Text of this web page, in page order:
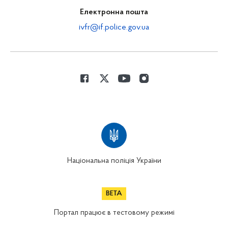
Електронна пошта
ivfr@if.police.gov.ua
Національна поліція України
Портал працює в тестовому режимі